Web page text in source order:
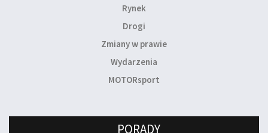
Rynek
Drogi
Zmiany w prawie
Wydarzenia
MOTORsport
PORADY